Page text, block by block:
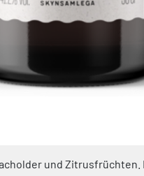
und